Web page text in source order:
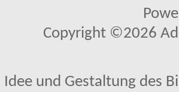
Copyright ©2026
Idee und Gestaltung des